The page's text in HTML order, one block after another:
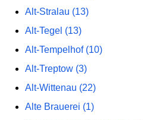
Alt-Stralau (13)
Alt-Tegel (13)
Alt-Tempelhof (10)
Alt-Treptow (3)
Alt-Wittenau (22)
Alte Brauerei (1)